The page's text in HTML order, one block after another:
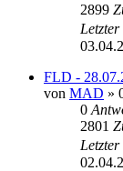
2899
FLD -
von MAD »
0
2801